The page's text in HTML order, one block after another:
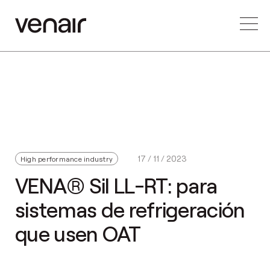
High performance industry 17 / 11 / 2023
VENA® Sil LL-RT: para
sistemas de refrigeración
que usen OAT